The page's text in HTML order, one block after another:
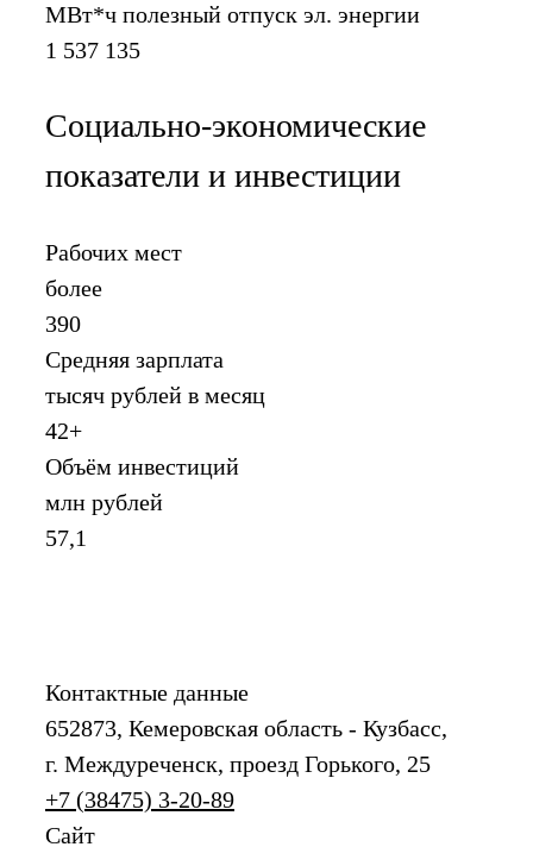
МВт*ч полезный отпуск эл. энергии
1 537 135
Социально-экономические
показатели и инвестиции
Рабочих мест
более
390
Средняя зарплата
тысяч рублей в месяц
42+
Объём инвестиций
млн рублей
57,1
Контактные данные
652873, Кемеровская область - Кузбасс,
г. Междуреченск, проезд Горького, 25
+7 (38475) 3-20-89
Сайт